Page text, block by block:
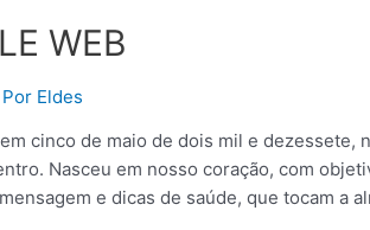
WEB
Eldes
em cinco de maio de dois mil e dezessete,
Nasceu em nosso coração, com
e dicas de saúde, que tocam a